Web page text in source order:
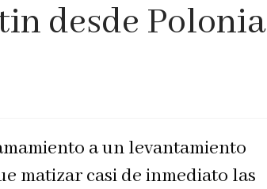
desde Polonia
a un levantamiento
matizar casi de inmediato las